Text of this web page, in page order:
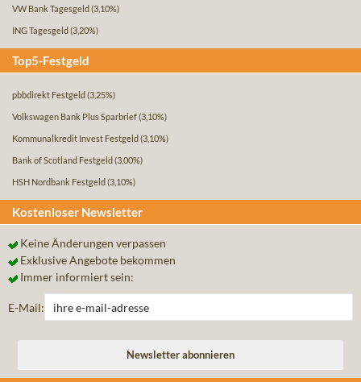
VW Bank Tagesgeld (3,10%)
ING Tagesgeld (3,20%)
Top5-Festgeld
pbbdirekt Festgeld (3,25%)
Volkswagen Bank Plus Sparbrief(3,10%)
Kommunalkredit Invest Festgeld (3,10%)
Bank of Scotland Festgeld (3,00%)
HSH Nordbank Festgeld (3,10%)
Kostenloser Newsletter
Keine Änderungen verpassen
Exklusive Angebote bekommen
Immer informiert sein:
E-Mail: